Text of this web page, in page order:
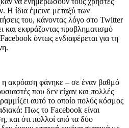
Η ίδια έμεινε μεταξύ των
του, κάνοντας λόγο στο Twitter
και εκφράζοντας προβληματισμό
Facebook όντως ενδιαφέρεται για τη
η ακρόαση φάνηκε – σε έναν βαθμό
που δεν είχαν και πολλές
αυτό το οποίο πολύς κόσμος
Πως το Facebook είναι
και ότι πολλοί από τα δύο